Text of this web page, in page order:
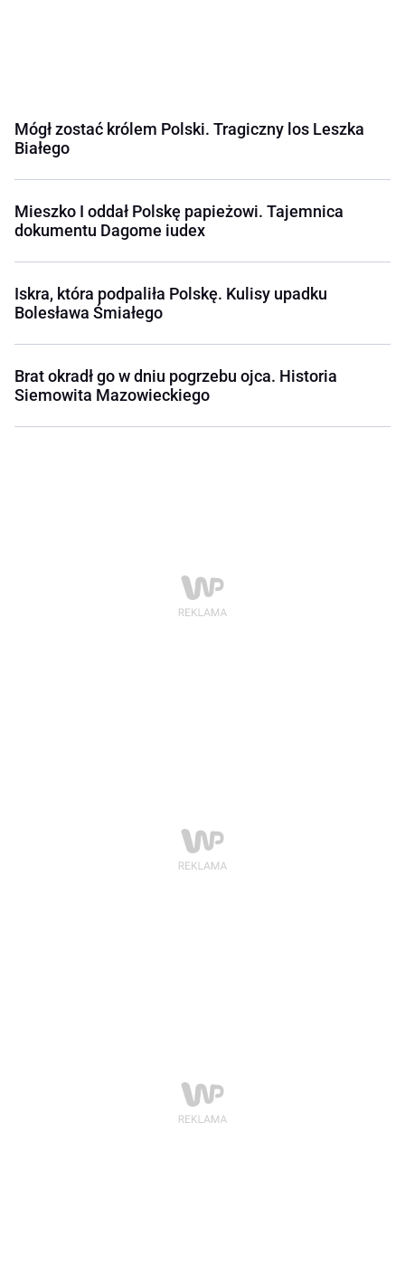
Mógł zostać królem Polski. Tragiczny los Leszka
Białego
Mieszko I oddał Polskę papieżowi. Tajemnica
dokumentu Dagome iudex
Iskra, która podpaliła Polskę. Kulisy upadku
Bolesława Śmiałego
Brat okradł go w dniu pogrzebu ojca. Historia
Siemowita Mazowieckiego